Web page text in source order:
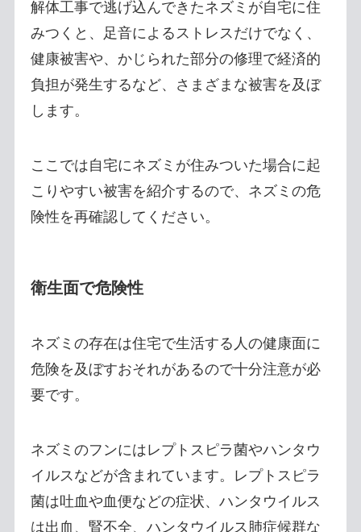
解体工事で逃げ込んできたネズミが自宅に住
みつくと、足音によるストレスだけでなく、
健康被害や、かじられた部分の修理で経済的
負担が発生するなど、さまざまな被害を及ぼ
します。
ここでは自宅にネズミが住みついた場合に起
こりやすい被害を紹介するので、ネズミの危
険性を再確認してください。
衛生面で危険性
ネズミの存在は住宅で生活する人の健康面に
危険を及ぼすおそれがあるので十分注意が必
要です。
ネズミのフンにはレプトスピラ菌やハンタウ
イルスなどが含まれています。レプトスピラ
菌は吐血や血便などの症状、ハンタウイルス
は出血、腎不全、ハンタウイルス肺症候群な